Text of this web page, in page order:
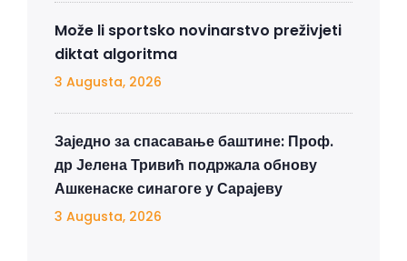
Može li sportsko novinarstvo preživjeti
diktat algoritma
3 Augusta, 2026
Заједно за спасавање баштине: Проф.
др Јелена Тривић подржала обнову
Ашкенаске синагоге у Сарајеву
3 Augusta, 2026